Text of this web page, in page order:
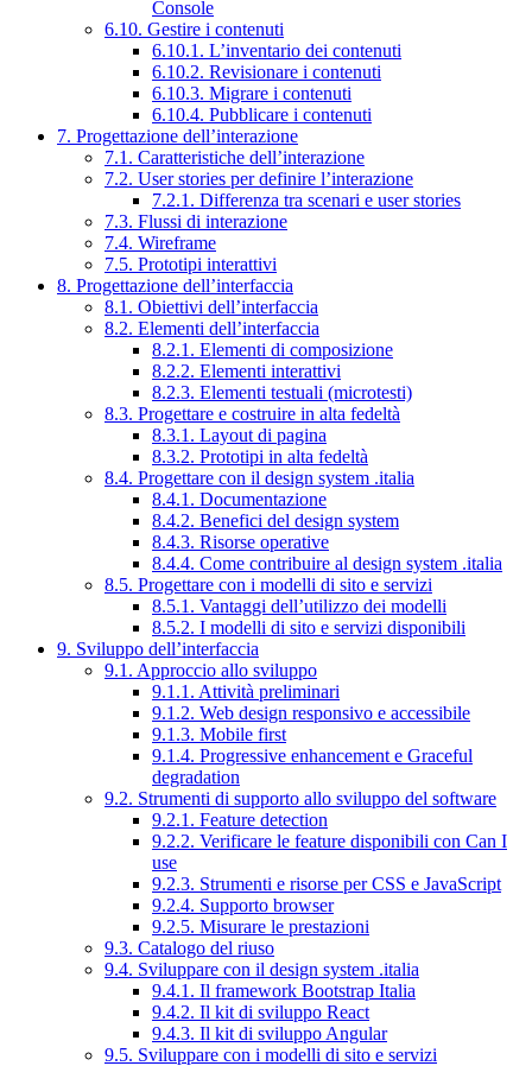
Console
6.10. Gestire i contenuti
6.10.1. L’inventario dei contenuti
6.10.2. Revisionare i contenuti
6.10.3. Migrare i contenuti
6.10.4. Pubblicare i contenuti
7. Progettazione dell’interazione
7.1. Caratteristiche dell’interazione
7.2. User stories per definire l’interazione
7.2.1. Differenza tra scenari e user stories
7.3. Flussi di interazione
7.4. Wireframe
7.5. Prototipi interattivi
8. Progettazione dell’interfaccia
8.1. Obiettivi dell’interfaccia
8.2. Elementi dell’interfaccia
8.2.1. Elementi di composizione
8.2.2. Elementi interattivi
8.2.3. Elementi testuali (microtesti)
8.3. Progettare e costruire in alta fedeltà
8.3.1. Layout di pagina
8.3.2. Prototipi in alta fedeltà
8.4. Progettare con il design system .italia
8.4.1. Documentazione
8.4.2. Benefici del design system
8.4.3. Risorse operative
8.4.4. Come contribuire al design system .italia
8.5. Progettare con i modelli di sito e servizi
8.5.1. Vantaggi dell’utilizzo dei modelli
8.5.2. I modelli di sito e servizi disponibili
9. Sviluppo dell’interfaccia
9.1. Approccio allo sviluppo
9.1.1. Attività preliminari
9.1.2. Web design responsivo e accessibile
9.1.3. Mobile first
9.1.4. Progressive enhancement e Graceful
degradation
9.2. Strumenti di supporto allo sviluppo del software
9.2.1. Feature detection
9.2.2. Verificare le feature disponibili con Can I
use
9.2.3. Strumenti e risorse per CSS e JavaScript
9.2.4. Supporto browser
9.2.5. Misurare le prestazioni
9.3. Catalogo del riuso
9.4. Sviluppare con il design system .italia
9.4.1. Il framework Bootstrap Italia
9.4.2. Il kit di sviluppo React
9.4.3. Il kit di sviluppo Angular
9.5. Sviluppare con i modelli di sito e servizi